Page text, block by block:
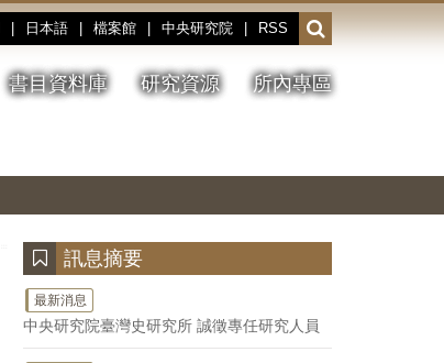
日本語 檔案館 中央研究院 RSS
開
啟
或
收
書目資料庫 研究資源 所內專區
停、
圖
圖
結
訊息摘要
最新消息
中央研究院臺灣史研究所 誠徵專任研究人員